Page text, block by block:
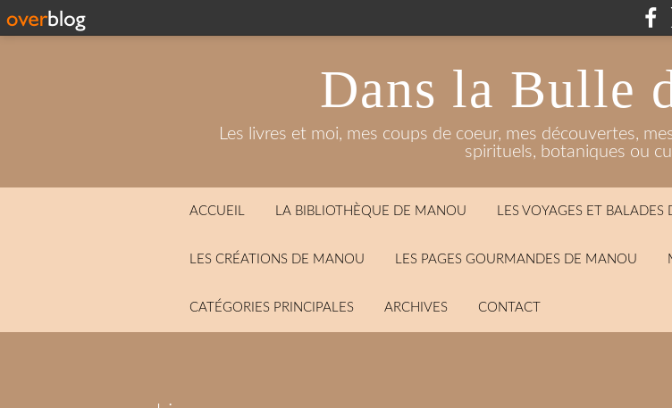
Dans la Bulle
Les livres et moi, mes coups de coeur, mes découvertes,
spirituels, botaniques ou
ACCUEIL LA BIBLIOTHÈQUE DE MANOU LES VOYAGES ET
LES CRÉATIONS DE MANOU LES PAGES GOURMANDES DE MANOU
CATÉGORIES PRINCIPALES ARCHIVES CONTACT